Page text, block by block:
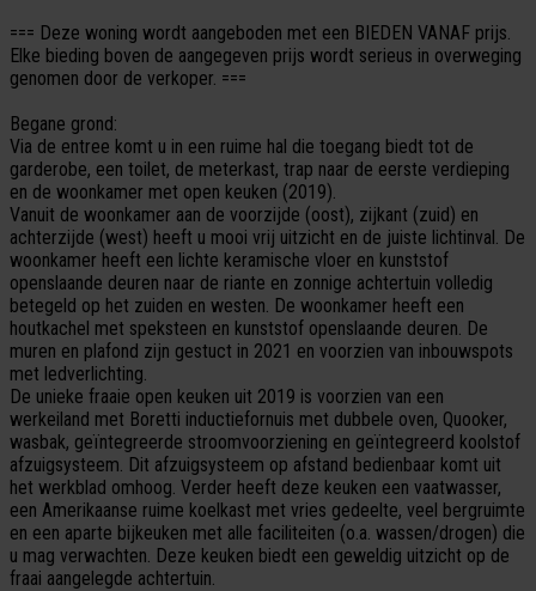
=== Deze woning wordt aangeboden met een BIEDEN VANAF prijs.
Elke bieding boven de aangegeven prijs wordt serieus in overweging
genomen door de verkoper. ===
Begane grond:
Via de entree komt u in een ruime hal die toegang biedt tot de
garderobe, een toilet, de meterkast, trap naar de eerste verdieping
en de woonkamer met open keuken (2019).
Vanuit de woonkamer aan de voorzijde (oost), zijkant (zuid) en
achterzijde (west) heeft u mooi vrij uitzicht en de juiste lichtinval. De
woonkamer heeft een lichte keramische vloer en kunststof
openslaande deuren naar de riante en zonnige achtertuin volledig
betegeld op het zuiden en westen. De woonkamer heeft een
houtkachel met speksteen en kunststof openslaande deuren. De
muren en plafond zijn gestuct in 2021 en voorzien van inbouwspots
met ledverlichting.
De unieke fraaie open keuken uit 2019 is voorzien van een
werkeiland met Boretti inductiefornuis met dubbele oven, Quooker,
wasbak, geïntegreerde stroomvoorziening en geïntegreerd koolstof
afzuigsysteem. Dit afzuigsysteem op afstand bedienbaar komt uit
het werkblad omhoog. Verder heeft deze keuken een vaatwasser,
een Amerikaanse ruime koelkast met vries gedeelte, veel bergruimte
en een aparte bijkeuken met alle faciliteiten (o.a. wassen/drogen) die
u mag verwachten. Deze keuken biedt een geweldig uitzicht op de
fraai aangelegde achtertuin.